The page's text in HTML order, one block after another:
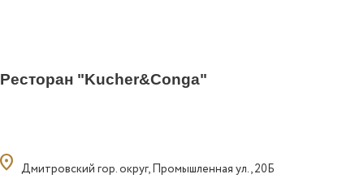
Ресторан "Kucher&Conga"
Дмитровский гор. округ, Промышленная ул., 20Б